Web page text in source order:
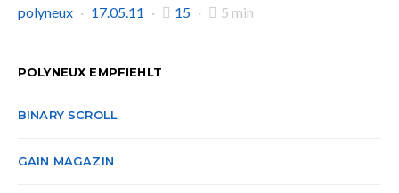
polyneux
17.05.11 15 5 min
POLYNEUX EMPFIEHLT
BINARY SCROLL
GAIN MAGAZIN